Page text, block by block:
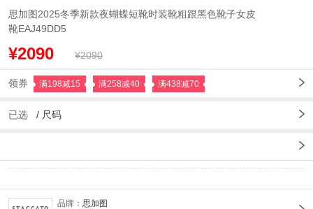
思加图2025冬季新款夜蝴蝶短靴时装靴粗跟黑色靴子女皮
靴EAJ49DD5
¥2090 ¥2090
领券 满198减15 满258减40 满438减70
已选 / 尺码
品牌： 思加图